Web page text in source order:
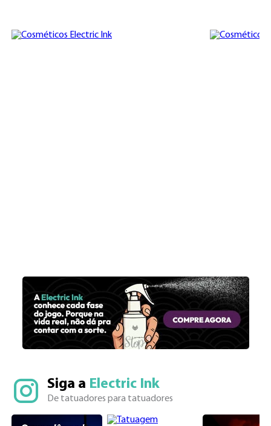
Siga a Electric Ink
De tatuadores para tatuadores